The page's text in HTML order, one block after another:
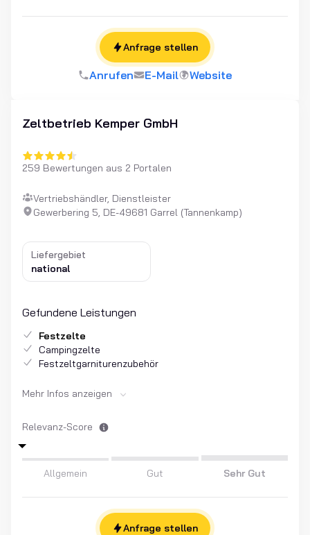
Anrufen E-Mail Website
Anfrage stellen
Zeltbetrieb Kemper GmbH
259 Bewertungen aus 2 Portalen
Vertriebshändler, Dienstleister
Gewerbering 5, DE-49681 Garrel (Tannenkamp)
Liefergebiet
national
Gefundene Leistungen
Festzelte
Campingzelte
Festzeltgarniturenzubehör
Mehr Infos anzeigen
Relevanz-Score
Allgemein Gut Sehr Gut
Anfrage stellen